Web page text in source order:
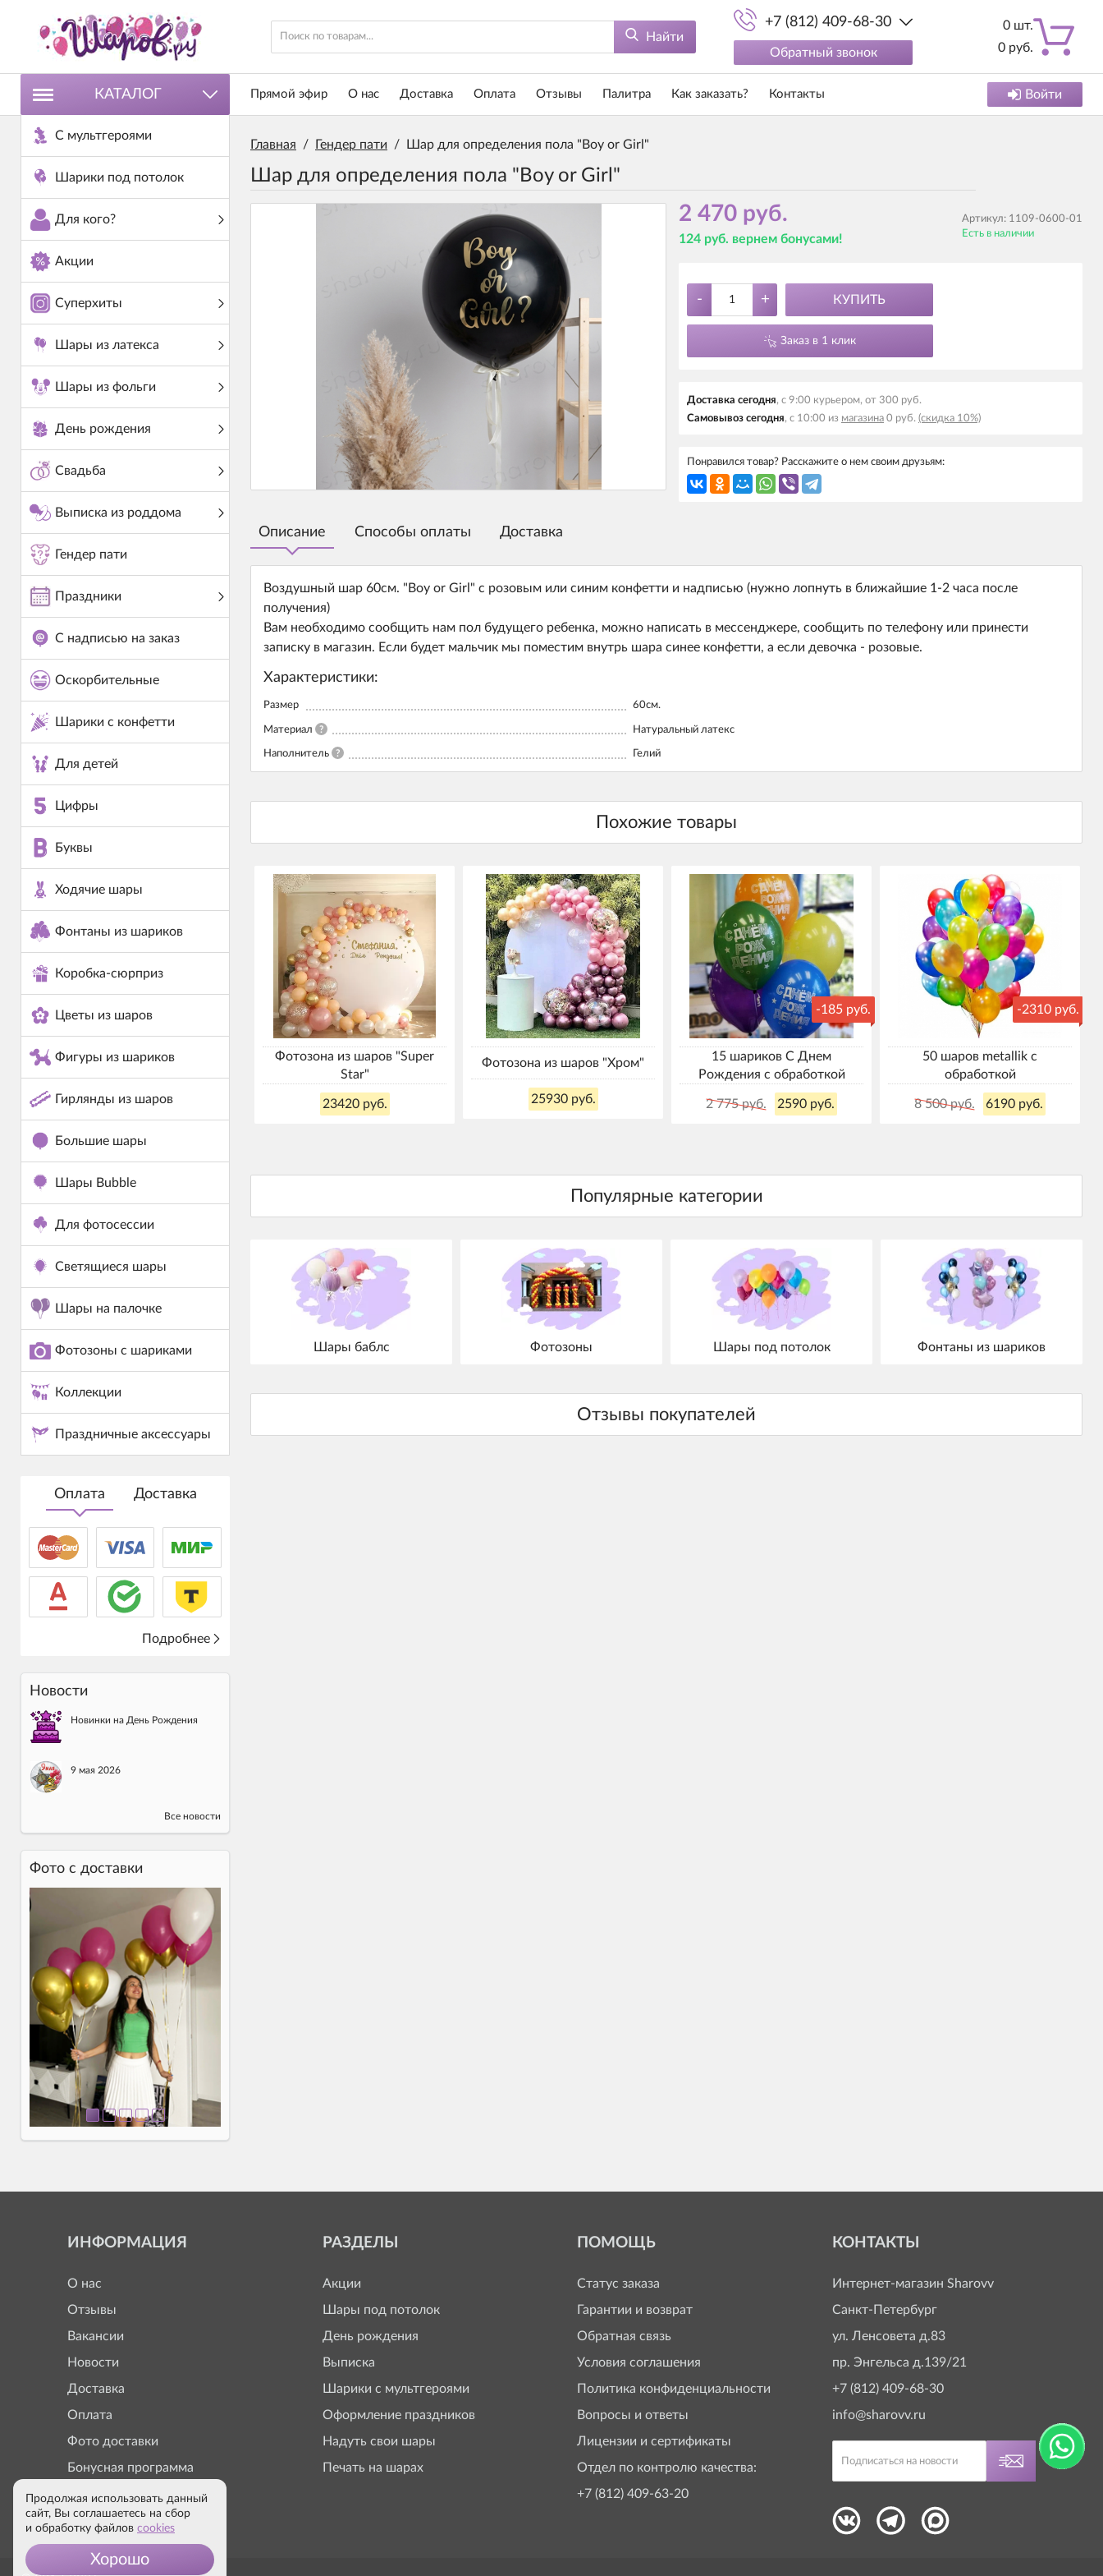
Найти
+7 (812) 409-68-30
Обратный звонок
0 шт.
0 руб.
КАТАЛОГ
С мультгероями
Шарики под потолок
Для кого?
Акции
Суперхиты
Шары из латекса
Шары из фольги
День рождения
Свадьба
Выписка из роддома
Гендер пати
Праздники
С надписью на заказ
Оскорбительные
Шарики с конфетти
Для детей
Цифры
Буквы
Ходячие шары
Фонтаны из шариков
Коробка-сюрприз
Цветы из шаров
Фигуры из шариков
Гирлянды из шаров
Большие шары
Шары Bubble
Для фотосессии
Светящиеся шары
Шары на палочке
Фотозоны с шариками
Коллекции
Праздничные аксессуары
Оплата Доставка
Подробнее
Новости
Новинки на День Рождения
9 мая 2026
Все новости
Фото c доставки
Прямой эфир О нас Доставка Оплата Отзывы Палитра Как заказать? Контакты Войти
Главная / Гендер пати / Шар для определения пола "Boy or Girl"
Шар для определения пола "Boy or Girl"
2 470 руб.
124 руб. вернем бонусами!
Артикул: 1109-0600-01
Есть в наличии
- + КУПИТЬ
Заказ в 1 клик
Доставка сегодня, с 9:00 курьером, от 300 руб.
Самовывоз сегодня, с 10:00 из магазина 0 руб. (скидка 10%)
Понравился товар? Расскажите о нем своим друзьям:
Описание Способы оплаты Доставка
Воздушный шар 60см. "Boy or Girl" с розовым или синим конфетти и надписью (нужно лопнуть в ближайшие 1-2 часа после
получения)
Вам необходимо сообщить нам пол будущего ребенка, можно написать в мессенджере, сообщить по телефону или принести
записку в магазин. Если будет мальчик мы поместим внутрь шара синее конфетти, а если девочка - розовые.
Характеристики:
Размер 60см.
Материал ? Натуральный латекс
Наполнитель ? Гелий
Фотозона из шаров "Super
Star"
23420 руб.
Фотозона из шаров "Хром"
25930 руб.
-185 руб.
15 шариков С Днем
Рождения с обработкой
2 775 руб. 2590 руб.
-2310 руб.
50 шаров metallik с
обработкой
8 500 руб. 6190 руб.
Шары баблс Фотозоны Шары под потолок Фонтаны из шариков
ИНФОРМАЦИЯ
О нас
Отзывы
Вакансии
Новости
Доставка
Оплата
Фото доставки
Бонусная программа
РАЗДЕЛЫ
Акции
Шары под потолок
День рождения
Выписка
Шарики с мультгероями
Оформление праздников
Надуть свои шары
Печать на шарах
ПОМОЩЬ
Статус заказа
Гарантии и возврат
Обратная связь
Условия соглашения
Политика конфиденциальности
Вопросы и ответы
Лицензии и сертификаты
Отдел по контролю качества:
+7 (812) 409-63-20
КОНТАКТЫ
Интернет-магазин Sharovv
Санкт-Петербург
ул. Ленсовета д.83
пр. Энгельса д.139/21
+7 (812) 409-68-30
info@sharovv.ru
Продолжая использовать данный
сайт, Вы соглашаетесь на сбор
и обработку файлов cookies
Хорошо